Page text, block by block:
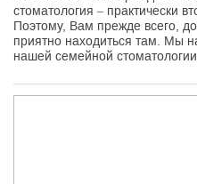
стоматология – практически
Поэтому, Вам прежде всего,
приятно находиться там. Мы
нашей семейной стоматологии.